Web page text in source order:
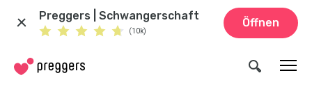
Preggers | Schwangerschaft
(10k)
Öffnen